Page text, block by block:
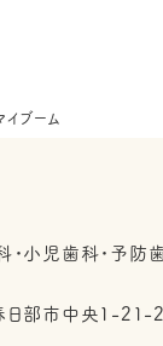
イブーム
日部市中央1-21-2